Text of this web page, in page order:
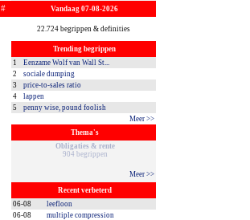
# Vandaag 07-08-2026
22.724 begrippen & definities
Trending begrippen
1
Eenzame Wolf van Wall St...
2
sociale dumping
3
price-to-sales ratio
4
lappen
5
penny wise, pound foolish
Meer >>
Thema's
Obligaties & rente
904 begrippen
Meer >>
Recent verbeterd
06-08
leefloon
06-08
multiple compression